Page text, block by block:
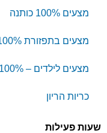
מצעים 100% כותנה
מצעים בתפזורת 100% כותנה
מצעים לילדים – 100% כותנה
כריות הריון
שעות פעילות